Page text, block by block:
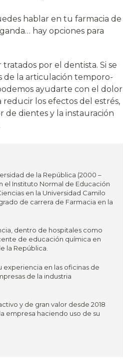
hablar en tu farmacia de
hay opciones para
por el dentista. Si se
de la articulación temporo-
ayudarte con el dolor
reducir los efectos del estrés,
dientes y la instauración
de la República (2000 –
el Instituto Normal de Educación
en la Universidad Camilo
de carrera de Farmacia en la
dentro de hospitales como
de educación química en
la República.
experiencia en las oficinas de
de la industria
y de gran valor desde 2018
empresa haciendo uso de su